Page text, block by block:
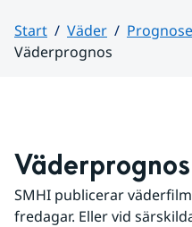
Start Väder
Väderprognos
Väderprognos
SMHI publicerar
fredagar. Eller vid